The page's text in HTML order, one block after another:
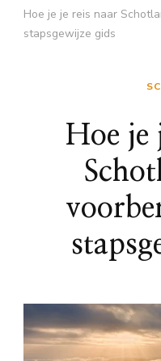
Hoe je je reis naar
stapsgewijze gids
Hoe je